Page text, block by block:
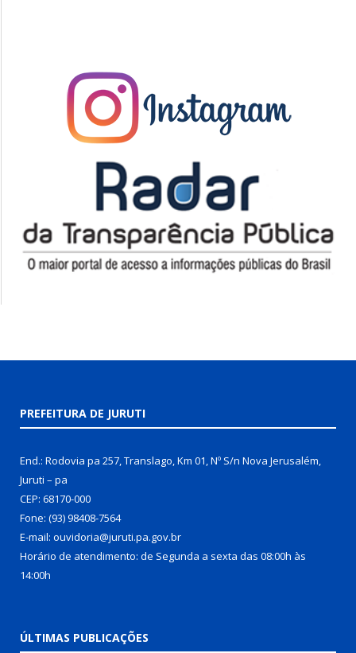
PREFEITURA DE JURUTI
End.: Rodovia pa 257, Translago, Km 01, Nº S/n Nova Jerusalém,
Juruti – pa
CEP: 68170-000
Fone: (93) 98408-7564
E-mail: ouvidoria@juruti.pa.gov.br
Horário de atendimento: de Segunda a sexta das 08:00h às
14:00h
ÚLTIMAS PUBLICAÇÕES